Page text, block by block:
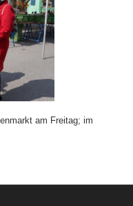
am Freitag; im